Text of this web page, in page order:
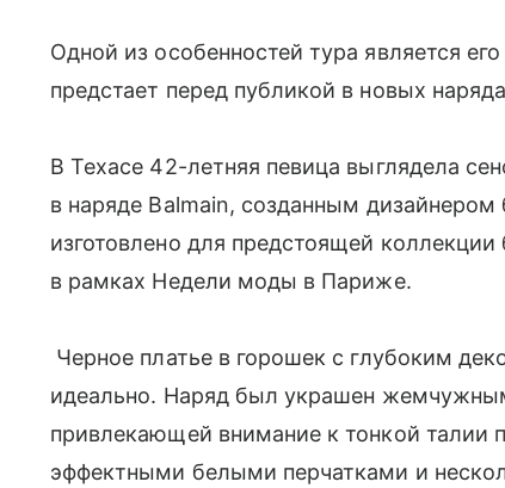
Одной из особенностей тура является
предстает перед публикой в новых
В Техасе 42-летняя певица выглядела
в наряде Balmain, созданным
изготовлено для предстоящей коллекции
в рамках Недели моды в Париже.
Черное платье в горошек с глубоким
идеально. Наряд был украшен
привлекающей внимание к тонкой талии
эффектными белыми перчатками и